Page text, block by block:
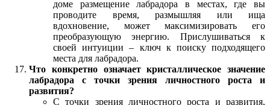
доме размещение лабрадора в местах, где вы
проводите время, размышляя или ища
вдохновение, может максимизировать его
преобразующую энергию. Прислушиваться к
своей интуиции – ключ к поиску подходящего
места для лабрадора.
Что конкретно означает кристаллическое значение
лабрадора с точки зрения личностного роста и
развития?
С точки зрения личностного роста и развития,